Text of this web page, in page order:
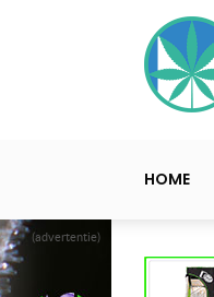
(advertentie)
HOME